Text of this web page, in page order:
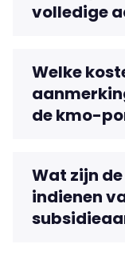
volledige
Welke
de kmo-
Wat zijn
indienen